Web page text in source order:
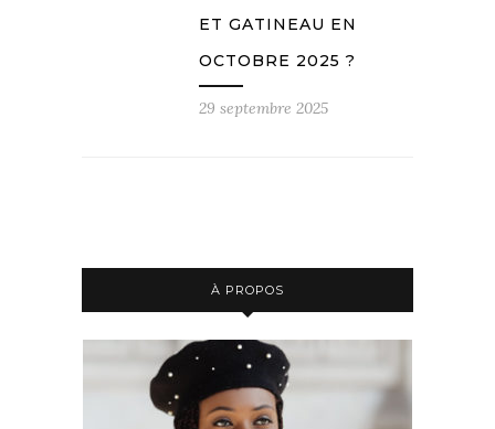
ET GATINEAU EN
OCTOBRE 2025 ?
29 septembre 2025
À PROPOS